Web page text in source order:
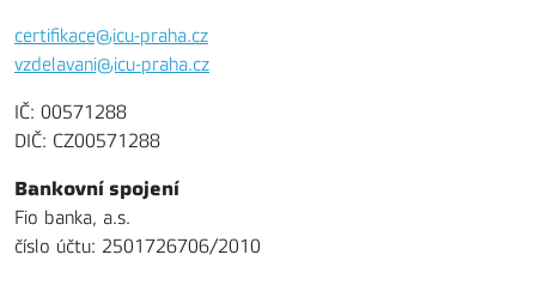
certifikace@icu-praha.cz
vzdelavani@icu-praha.cz
IČ: 00571288
DIČ: CZ00571288
Bankovní spojení
Fio banka, a.s.
číslo účtu: 2501726706/2010